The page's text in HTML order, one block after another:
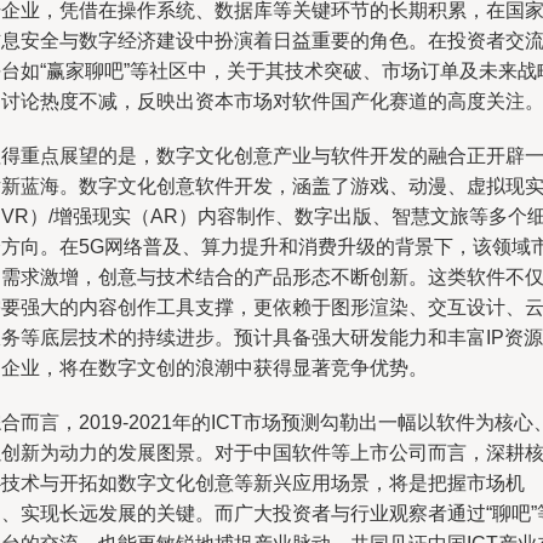
业，凭借在操作系统、数据库等关键环节的长期积累，在国家
安全与数字经济建设中扮演着日益重要的角色。在投资者交流
如“赢家聊吧”等社区中，关于其技术突破、市场订单及未来战
论热度不减，反映出资本市场对软件国产化赛道的高度关注。
重点展望的是，数字文化创意产业与软件开发的融合正开辟一
蓝海。数字文化创意软件开发，涵盖了游戏、动漫、虚拟现实
）/增强现实（AR）内容制作、数字出版、智慧文旅等多个
向。在5G网络普及、算力提升和消费升级的背景下，该领域
求激增，创意与技术结合的产品形态不断创新。这类软件不仅
强大的内容创作工具支撑，更依赖于图形渲染、交互设计、云
等底层技术的持续进步。预计具备强大研发能力和丰富IP资源
业，将在数字文创的浪潮中获得显著竞争优势。
而言，2019-2021年的ICT市场预测勾勒出一幅以软件为核心
新为动力的发展图景。对于中国软件等上市公司而言，深耕核
术与开拓如数字文化创意等新兴应用场景，将是把握市场机
实现长远发展的关键。而广大投资者与行业观察者通过“聊吧”